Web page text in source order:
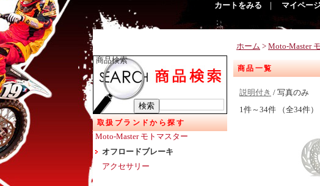
カートをみる マイペー
商品検索
取扱ブランドから探す
Moto-Master モトマスター
オフロードブレーキ
アクセサリー
ホーム > Moto-Master
商品一覧
説明付き / 写真のみ
1件～34件 （全34件）